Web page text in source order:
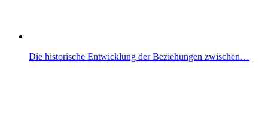
Die historische Entwicklung der Beziehungen zwischen…